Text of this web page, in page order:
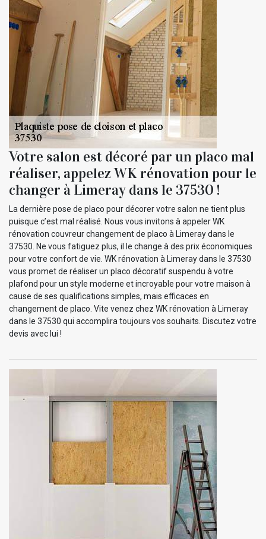
Votre salon est décoré par un placo mal
réaliser, appelez WK rénovation pour le
changer à Limeray dans le 37530 !
La dernière pose de placo pour décorer votre salon ne tient plus
puisque c’est mal réalisé. Nous vous invitons à appeler WK
rénovation couvreur changement de placo à Limeray dans le
37530. Ne vous fatiguez plus, il le change à des prix économiques
pour votre confort de vie. WK rénovation à Limeray dans le 37530
vous promet de réaliser un placo décoratif suspendu à votre
plafond pour un style moderne et incroyable pour votre maison à
cause de ses qualifications simples, mais efficaces en
changement de placo. Vite venez chez WK rénovation à Limeray
dans le 37530 qui accomplira toujours vos souhaits. Discutez votre
devis avec lui !